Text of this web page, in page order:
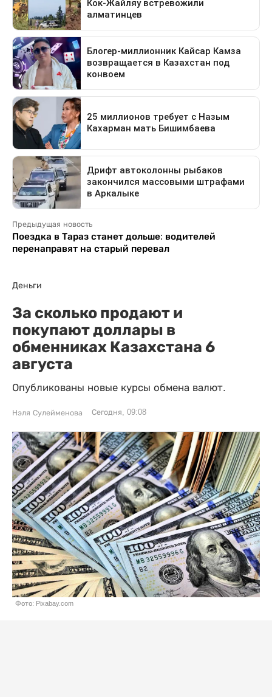
Предыдущая новость
Поездка в Тараз станет дольше: водителей
перенаправят на старый перевал
Деньги
За сколько продают и
покупают доллары в
обменниках Казахстана 6
августа
Опубликованы новые курсы обмена валют.
Нэля Сулейменова Сегодня, 09:08
Фото: Pixabay.com